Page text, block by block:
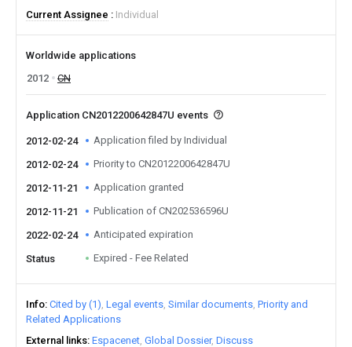
Current Assignee
Individual
Worldwide applications
2012
CN
Application CN2012200642847U events
2012-02-24 Application filed by Individual
2012-02-24 Priority to CN2012200642847U
2012-11-21 Application granted
2012-11-21 Publication of CN202536596U
2022-02-24 Anticipated expiration
Status Expired - Fee Related
Info Cited by (1) Legal events Similar documents Priority and
Related Applications
External links Espacenet Global Dossier Discuss